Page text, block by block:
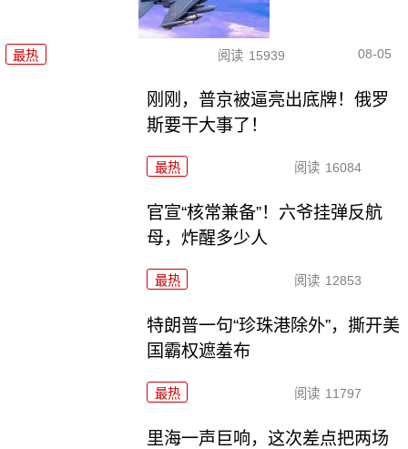
最热 阅读 15939 08-05
刚刚，普京被逼亮出底牌！俄罗
斯要干大事了！
最热 阅读 16084
官宣“核常兼备”！六爷挂弹反航
母，炸醒多少人
最热 阅读 12853
特朗普一句“珍珠港除外”，撕开美
国霸权遮羞布
最热 阅读 11797
里海一声巨响，这次差点把两场